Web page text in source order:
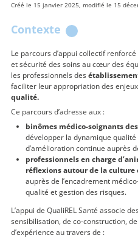
Créé le 15 janvier 2025, modifié le 15
Contexte
Le parcours d’appui collectif
et sécurité des soins au cœur des
les professionnels des
faciliter leur appropriation des
qualité.
Ce parcours d’adresse aux :
binômes médico-soignants
développer la dynamique
d’amélioration continue auprès
professionnels en charge
réflexions autour de la
auprès de l’encadrement
qualité et gestion des risques.
L’appui de QualiREL Santé associe
sensibilisation, de co-construction,
d’expérience au travers de :